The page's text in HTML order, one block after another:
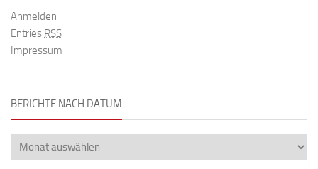
Anmelden
Entries RSS
Impressum
BERICHTE NACH DATUM